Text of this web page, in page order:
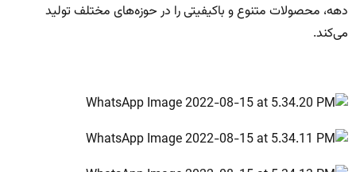
دهه، محصولات متنوع و باکیفیتی را در حوزه‌های مختلف تولید
می‌کند.